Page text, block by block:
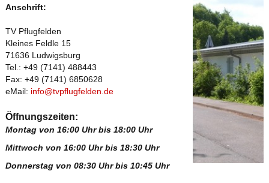
Anschrift:
TV Pflugfelden
Kleines Feldle 15
71636 Ludwigsburg
Tel.: +49 (7141) 488443
Fax: +49 (7141) 6850628
eMail: info@tvpflugfelden.de
Öffnungszeiten:
Montag von 16:00 Uhr bis 18:00 Uhr
Mittwoch von 16:00 Uhr bis 18:30 Uhr
Donnerstag von 08:30 Uhr bis 10:45 Uhr